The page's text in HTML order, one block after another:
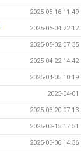
2025-05-16 11:49
2025-05-04 22:12
2025-05-02 07:35
2025-04-22 14:42
2025-04-05 10:19
2025-04-01
2025-03-20 07:13
2025-03-15 17:51
2025-03-06 14:36